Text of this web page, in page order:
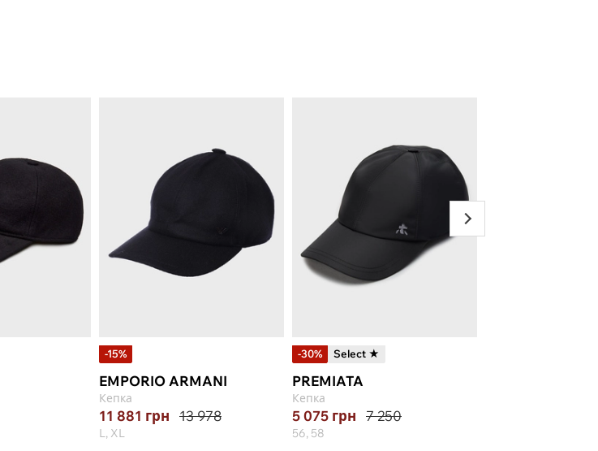
-15%
EMPORIO ARMANI
Кепка
11 881 грн 13 978
L, XL
-30% Select ★
PREMIATA
Кепка
5 075 грн 7 250
56, 58